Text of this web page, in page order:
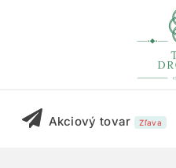
Akciový tovar Zľava